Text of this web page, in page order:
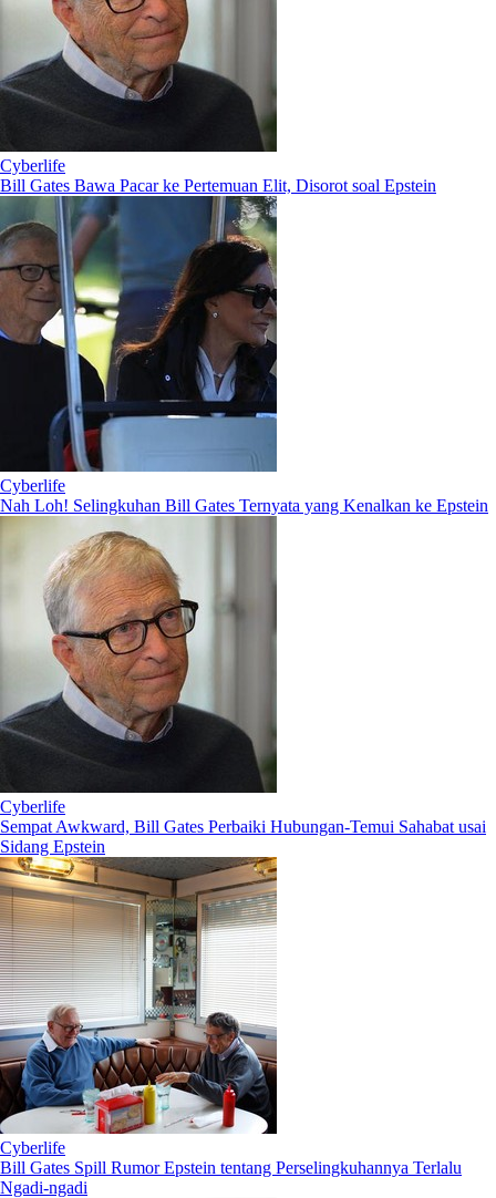
Cyberlife
Bill Gates Bawa Pacar ke Pertemuan Elit, Disorot soal Epstein
Cyberlife
Nah Loh! Selingkuhan Bill Gates Ternyata yang Kenalkan ke Epstein
Cyberlife
Sempat Awkward, Bill Gates Perbaiki Hubungan-Temui Sahabat usai
Sidang Epstein
Cyberlife
Bill Gates Spill Rumor Epstein tentang Perselingkuhannya Terlalu
Ngadi-ngadi